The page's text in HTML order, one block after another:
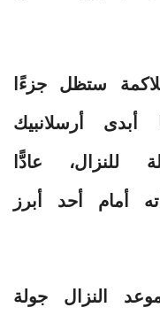
ستظل جزءًا
أرسلانبيك
للنزال، عادًّا
أمام أحد أبرز
النزال جولة